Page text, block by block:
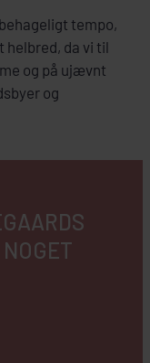
tempo,
helbred, da vi til
og på ujævnt
og